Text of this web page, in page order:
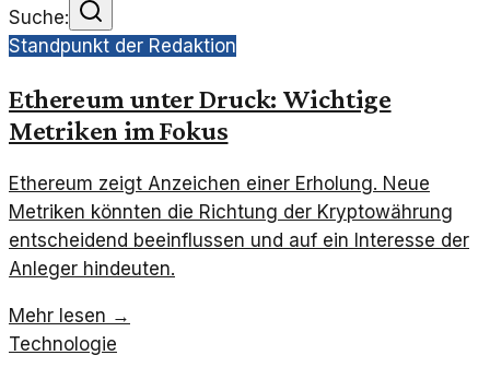
Suche:
Standpunkt der Redaktion
Ethereum unter Druck: Wichtige
Metriken im Fokus
Ethereum zeigt Anzeichen einer Erholung. Neue
Metriken könnten die Richtung der Kryptowährung
entscheidend beeinflussen und auf ein Interesse der
Anleger hindeuten.
Mehr lesen →
Technologie